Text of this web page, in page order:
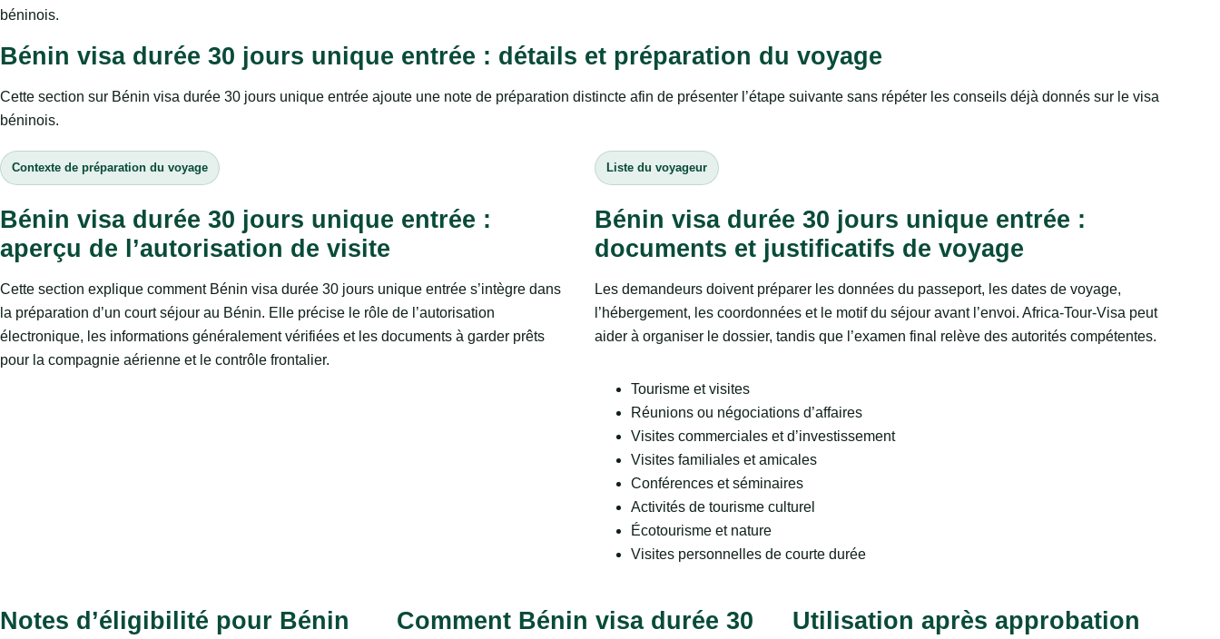
béninois.
Bénin visa durée 30 jours unique entrée : détails et préparation du voyage
Cette section sur Bénin visa durée 30 jours unique entrée ajoute une note de préparation distincte afin de présenter l’étape suivante sans répéter les conseils déjà donnés sur le visa
béninois.
Contexte de préparation du voyage
Bénin visa durée 30 jours unique entrée :
aperçu de l’autorisation de visite
Cette section explique comment Bénin visa durée 30 jours unique entrée s’intègre dans
la préparation d’un court séjour au Bénin. Elle précise le rôle de l’autorisation
électronique, les informations généralement vérifiées et les documents à garder prêts
pour la compagnie aérienne et le contrôle frontalier.
Liste du voyageur
Bénin visa durée 30 jours unique entrée :
documents et justificatifs de voyage
Les demandeurs doivent préparer les données du passeport, les dates de voyage,
l’hébergement, les coordonnées et le motif du séjour avant l’envoi. Africa-Tour-Visa peut
aider à organiser le dossier, tandis que l’examen final relève des autorités compétentes.
Tourisme et visites
Réunions ou négociations d’affaires
Visites commerciales et d’investissement
Visites familiales et amicales
Conférences et séminaires
Activités de tourisme culturel
Écotourisme et nature
Visites personnelles de courte durée
Notes d’éligibilité pour Bénin
Comment Bénin visa durée 30
Utilisation après approbation